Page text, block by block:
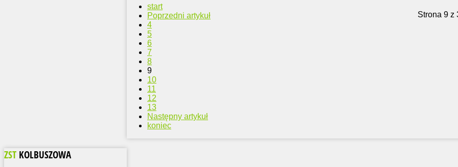
Strona 9 z
start
Poprzedni artykuł
4
5
6
7
8
9
10
11
12
13
Następny artykuł
koniec
ZST KOLBUSZOWA